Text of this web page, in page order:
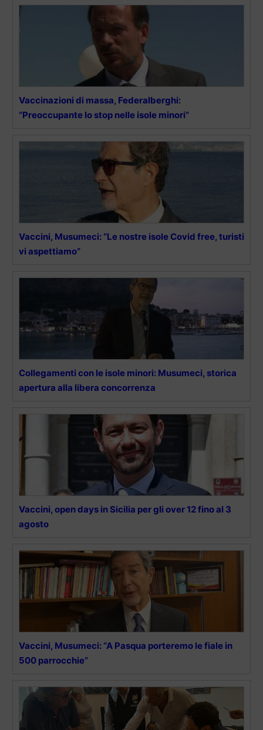
Vaccinazioni di massa, Federalberghi:
“Preoccupante lo stop nelle isole minori”
Vaccini, Musumeci: “Le nostre isole Covid free, turisti
vi aspettiamo”
Collegamenti con le isole minori: Musumeci, storica
apertura alla libera concorrenza
Vaccini, open days in Sicilia per gli over 12 fino al 3
agosto
Vaccini, Musumeci: “A Pasqua porteremo le fiale in
500 parrocchie”